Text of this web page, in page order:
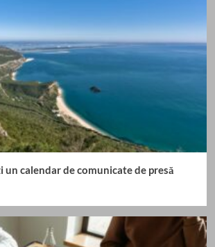
zilei: ce este și de ce nu ar trebui să fie
ta strategie
un calendar de comunicate de presă